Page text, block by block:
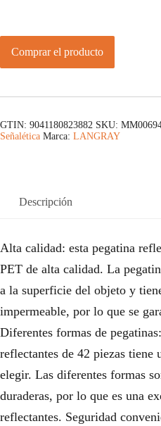
Comprar el producto
GTIN: 9041180823882 SKU:
Señalética Marca: LANGRAY
Descripción
Alta calidad: esta pegatina
PET de alta calidad. La
a la superficie del objeto y
impermeable, por lo que se
Diferentes formas de
reflectantes de 42 piezas tiene
elegir. Las diferentes formas
duraderas, por lo que es una
reflectantes. Seguridad